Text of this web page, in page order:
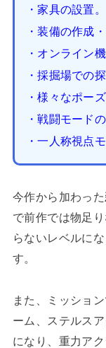
・家具の設置。
・装備の作成・
・オンライン
・採掘場での
・様々なポー
・戦闘モードの
・一人称視点モ
今作から加わった
で前作では物足
らないレベルに
す。
また、ミッショ
ーム、ステルス
になり、重力ア